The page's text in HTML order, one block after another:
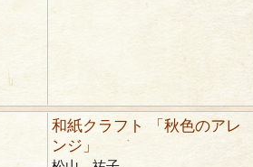
和紙クラフト 「秋色のアレ
ンジ」